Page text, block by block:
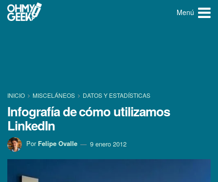
Menú
INICIO MISCELÁNEOS DATOS Y ESTADÍ­STICAS
Infografí­a de cómo utilizamos
LinkedIn
Por Felipe Ovalle 9 enero 2012